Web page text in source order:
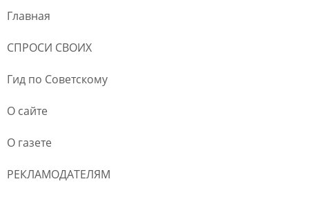
Главная
СПРОСИ СВОИХ
Гид по Советскому
О сайте
О газете
РЕКЛАМОДАТЕЛЯМ